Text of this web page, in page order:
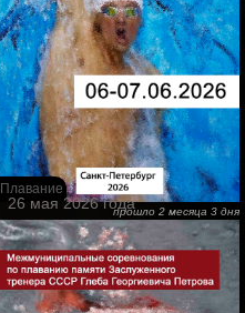
Плавание
прошло 2 месяца 3 дня
26 мая 2026 года